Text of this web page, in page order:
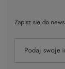
Zapisz się do
Podaj swoje